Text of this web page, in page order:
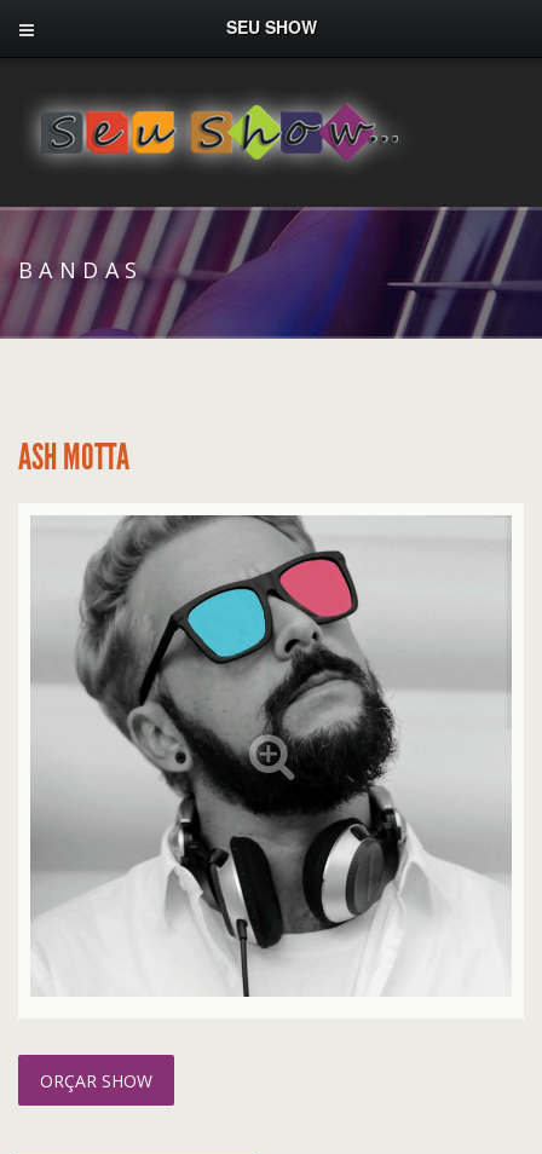
SEU SHOW
BANDAS
ASH MOTTA
ORÇAR SHOW